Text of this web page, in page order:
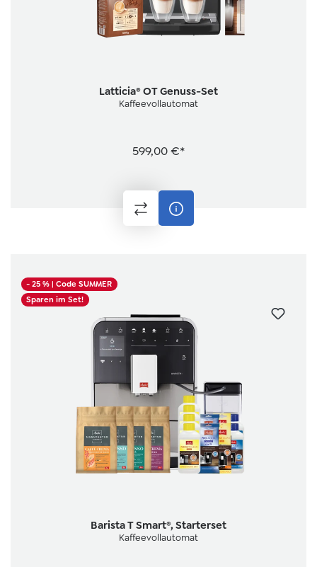
Latticia® OT Genuss-Set
Kaffeevollautomat
599,00 €*
- 25 %| Code SUMMER
Sparen im Set!
Barista T Smart®, Starterset
Kaffeevollautomat